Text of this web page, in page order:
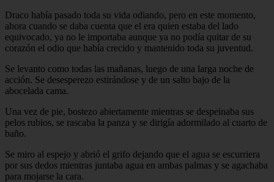
Draco había pasado toda su vida odiando, pero en este momento,
ahora cuando se daba cuenta que el era quien estaba del lado
equivocado, ya no le importaba aunque ya no podía quitar de su
corazón el odio que había crecido y mantenido toda su juventud.
Se levanto como todas las mañanas, luego de una larga noche de
acción. Se desesperezo estirándose y de un salto bajo de la
abocelada cama.
Una vez de pie, bostezo abiertamente mientras se despeinaba sus
pelos rubios, se rascaba la panza y se dirigía adormilado al cuarto de
baño.
Se miro al espejo y abrió el grifo dejando que el agua se escurriera
por sus dedos mientras juntaba agua en ambas palmas y se agachaba
para mojarse la cara.